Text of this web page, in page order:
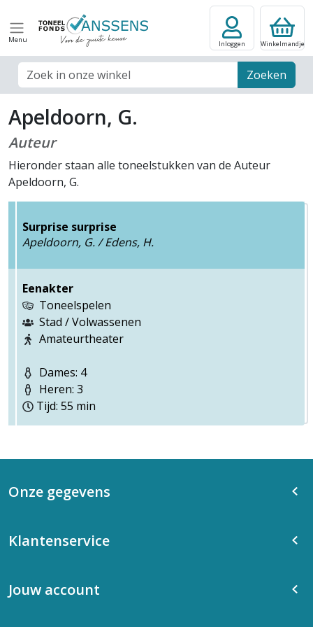
Menu
Zoek veld Zoeken
Inloggen Winkelmandje
Apeldoorn, G.
Auteur
Hieronder staan alle toneelstukken van de Auteur
Apeldoorn, G.
Surprise surprise
Apeldoorn, G. / Edens, H.
Eenakter
Toneelspelen
Stad / Volwassenen
Amateurtheater
Dames: 4
Heren: 3
Tijd: 55 min
Onze gegevens
Klantenservice
Jouw account